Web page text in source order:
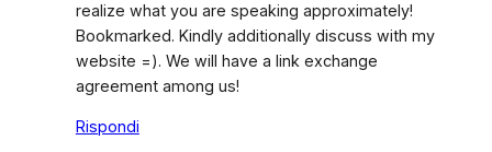
realize what you are speaking approximately!
Bookmarked. Kindly additionally discuss with my
website =). We will have a link exchange
agreement among us!
Rispondi